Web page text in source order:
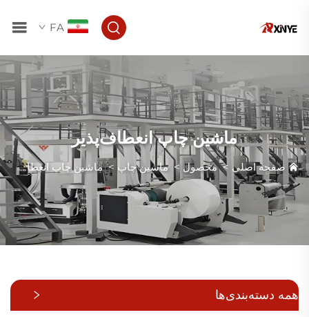
FA
ماشین چاپ انعطاف‌پذیر
صفحه اصلی >محصول >ماشین چاپ >ماشین چاپ انعطاف‌پذیر
همه دسته‌بندی‌ها